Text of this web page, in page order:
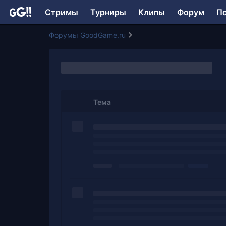
Стримы Турниры Клипы Форум
Форумы GoodGame.ru
Тема